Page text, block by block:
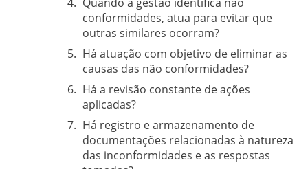
conformidades, atua para evitar que
outras similares ocorram?
Há atuação com objetivo de eliminar as
causas das não conformidades?
Há a revisão constante de ações
aplicadas?
Há registro e armazenamento de
documentações relacionadas à natureza
das inconformidades e as respostas